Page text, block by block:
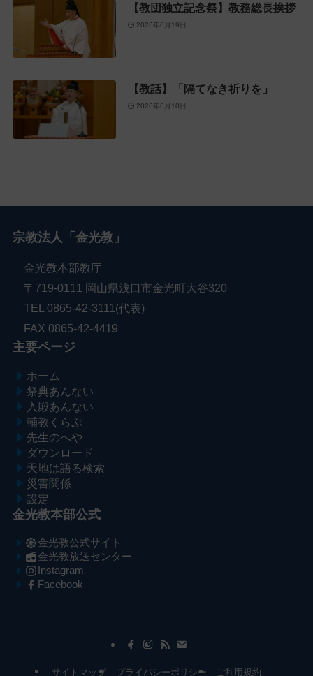
【教団独立記念祭】教務総長挨拶
2026年6月19日
【教話】「隔てなき祈りを」
2026年6月10日
宗教法人「金光教」
金光教本部教庁
〒719-0111 岡山県浅口市金光町大谷320
TEL 0865-42-3111(代表)
FAX 0865-42-4419
主要ページ
ホーム
祭典あんない
入殿あんない
輔教くらぶ
先生のへや
ダウンロード
天地は語る検索
災害関係
設定
金光教本部公式
金光教公式サイト
金光教放送センター
Instagram
Facebook
サイトマップ プライバシーポリシー ご利用規約